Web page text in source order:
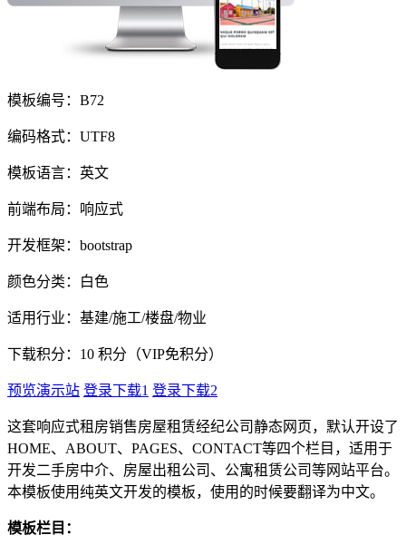
模板编号：B72
编码格式：UTF8
模板语言：英文
前端布局：响应式
开发框架：bootstrap
颜色分类：白色
适用行业：基建/施工/楼盘/物业
下载积分： 10 积分（VIP免积分）
预览演示站 登录下载1 登录下载2
这套响应式租房销售房屋租赁经纪公司静态网页，默认开设了
HOME、ABOUT、PAGES、CONTACT等四个栏目，适用于
开发二手房中介、房屋出租公司、公寓租赁公司等网站平台。
本模板使用纯英文开发的模板，使用的时候要翻译为中文。
模板栏目：